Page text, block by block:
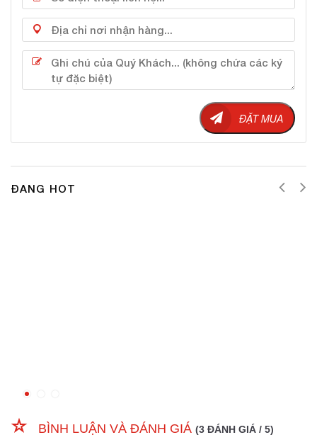
Chiết xuất bạc hà tự nhiên nhanh chóng làm dịu da,
giảm các vết mụn sưng tấy cải thiên tình trạng da mẫn
đỏ nhạy cảm. Ngoài ra, tinh dầu còn hỗ trợ diệt khuẩn
ngăn ngừa mụn mới hình thành.
Có tác dụng sát trùng da, giảm viêm sưng, đồng thời
mẽ làm chậm quá trình lão hóa da từ bên trong.
ĐẶT MUA
ĐANG HOT
BÌNH LUẬN VÀ ĐÁNH GIÁ (3 ĐÁNH GIÁ / 5)